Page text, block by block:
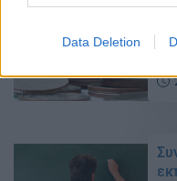
Data Deletion
–